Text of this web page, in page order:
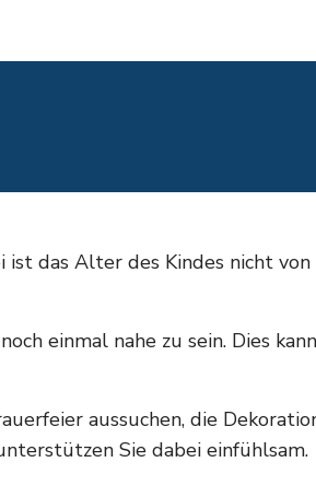
das Alter des Kindes nicht
einmal nahe zu sein. Dies
aussuchen, die
Sie dabei einfühlsam.